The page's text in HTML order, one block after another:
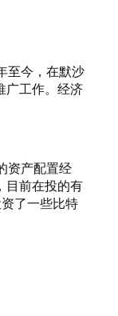
至今，在默沙
广工作。经济
资产配置经
目前在投的有
了一些比特